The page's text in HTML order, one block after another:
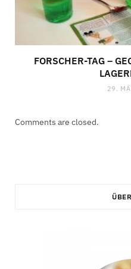
FORSCHER-TAG –
29.
Comments are closed.